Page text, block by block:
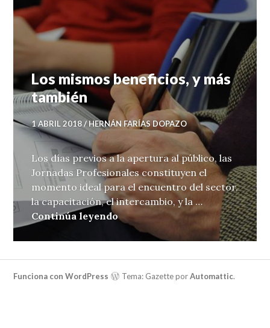
Los mismos beneficios, y más
también
1 ABRIL 2018 HERNÁN FARÍAS DOPAZO
Los días previos a la apertura al público, las
Jornadas Profesionales constituyen el
momento ideal para el encuentro del sector,
la capacitación, el intercambio, y la …
Continúa leyendoLos mismos beneficios, y más
Funciona con WordPress Tema: Gazette porAutomattic.